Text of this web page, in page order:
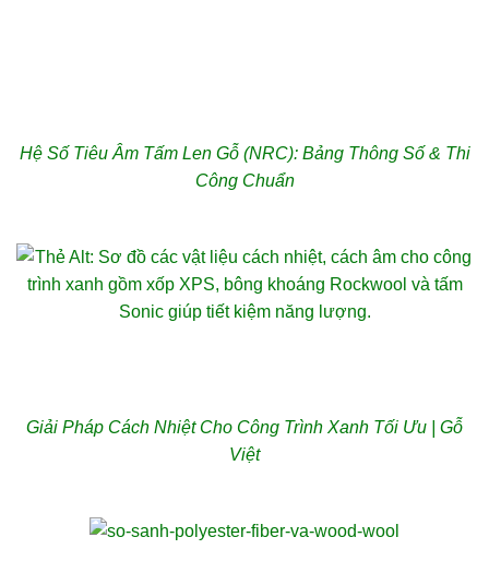
Hệ Số Tiêu Âm Tấm Len Gỗ (NRC): Bảng Thông Số & Thi
Công Chuẩn
Giải Pháp Cách Nhiệt Cho Công Trình Xanh Tối Ưu | Gỗ
Việt